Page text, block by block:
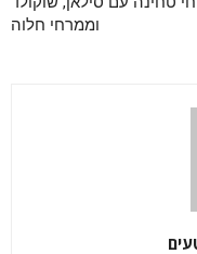
וממרחי חלוה